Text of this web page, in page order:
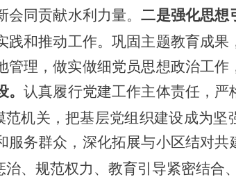
会同贡献水利力量。二是强化思想
践和推动工作。巩固主题教育成
理，做实做细党员思想政治工作
认真履行党建工作主体责任，严
机关，把基层党组织建设成为
服务群众，深化拓展与小区结对共
、规范权力、教育引导紧密结合